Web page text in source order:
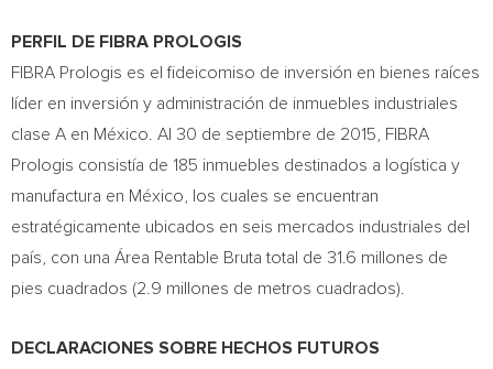
PERFIL DE FIBRA PROLOGIS
FIBRA Prologis es el fideicomiso de inversión en bienes raíces
líder en inversión y administración de inmuebles industriales
clase A en México. Al 30 de septiembre de 2015, FIBRA
Prologis consistía de 185 inmuebles destinados a logística y
manufactura en México, los cuales se encuentran
estratégicamente ubicados en seis mercados industriales del
país, con una Área Rentable Bruta total de 31.6 millones de
pies cuadrados (2.9 millones de metros cuadrados).
DECLARACIONES SOBRE HECHOS FUTUROS